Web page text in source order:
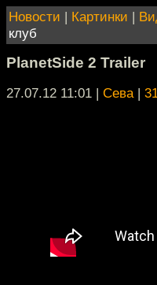
Новости | Картинки |
клуб
PlanetSide 2 Trailer
27.07.12 11:01 | Сева|